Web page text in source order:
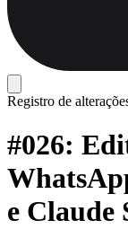
Registro de
#026:
e Claude